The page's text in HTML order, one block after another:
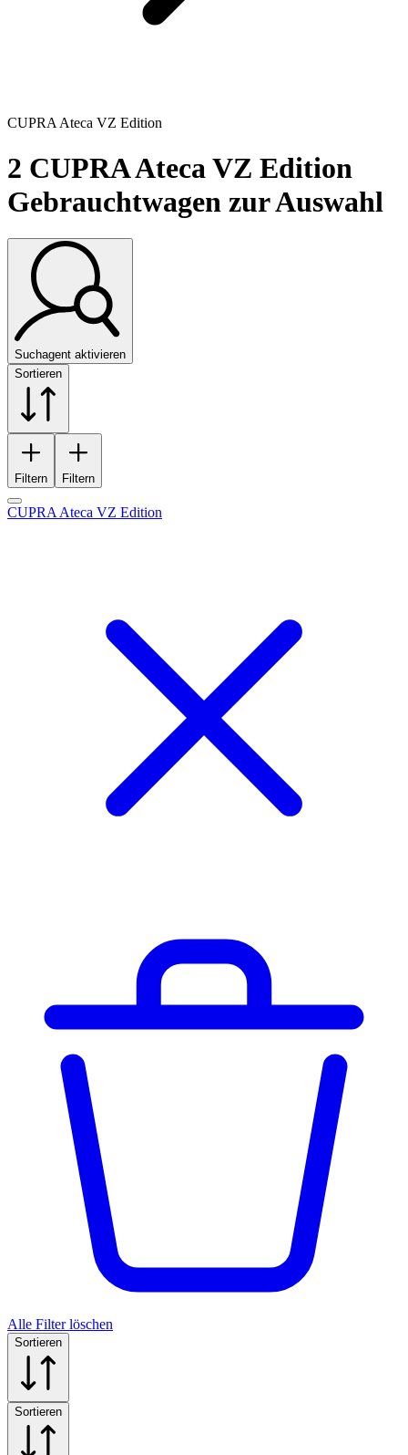
CUPRA Ateca VZ Edition
2 CUPRA Ateca VZ Edition
Gebrauchtwagen zur Auswahl
Suchagent aktivieren
Sortieren
Filtern Filtern
CUPRA Ateca VZ Edition
Alle Filter löschen
Sortieren
Sortieren